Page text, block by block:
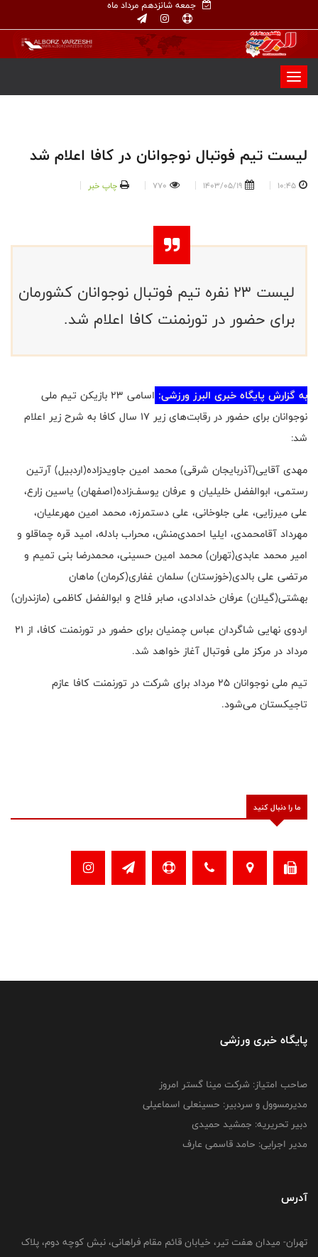
جمعه شانزدهم مرداد ماه
لیست تیم فوتبال نوجوانان در کافا اعلام شد
10:45
1403/05/19
770 چاپ خبر
لیست ۲۳ نفره تیم فوتبال نوجوانان کشورمان
برای حضور در تورنمنت کافا اعلام شد.
به گزارش پایگاه خبری البرز ورزشی:
اسامی ۲۳ بازیکن تیم ملی
نوجوانان برای حضور در رقابت‌های زیر ۱۷ سال کافا به شرح زیر اعلام
شد:
مهدی آقایی(آذربایجان شرقی) محمد امین جاویدزاده(اردبیل) آرتین
رستمی، ابوالفضل خلیلیان و عرفان یوسف‌زاده(اصفهان) یاسین زارع،
علی میرزایی، علی جلوخانی، علی دستمرزه، محمد امین مهرعلیان،
مهرداد آقامحمدی، ایلیا احمدی‌منش، محراب بادله، امید قره چماقلو و
امیر محمد عابدی(تهران) محمد امین حسینی، محمدرضا بنی تمیم و
مرتضی علی بالدی(خوزستان) سلمان غفاری(کرمان) ماهان
بهشتی(گیلان) عرفان خدادادی، صابر فلاح و ابوالفضل کاظمی (مازندران)
اردوی نهایی شاگردان عباس چمنیان برای حضور در تورنمنت کافا، از ۲۱
مرداد در مرکز ملی فوتبال آغاز خواهد شد.
تیم ملی نوجوانان ۲۵ مرداد برای شرکت در تورنمنت کافا عازم
تاجیکستان می‌شود.
ما را دنبال کنید
پایگاه خبری ورزشی
صاحب امتیاز: شرکت مینا گستر امروز
مدیرمسوول و سردبیر: حسینعلی اسماعیلی
دبیر تحریریه: جمشید حمیدی
مدیر اجرایی: حامد قاسمی عارف
آدرس
تهران- میدان هفت تیر، خیابان قائم مقام فراهانی، نبش کوچه دوم، پلاک